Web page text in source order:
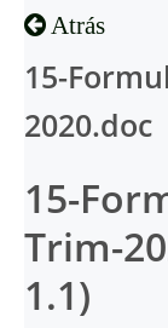
Atrás
15-
2020.doc
15-
Trim-
1.1)